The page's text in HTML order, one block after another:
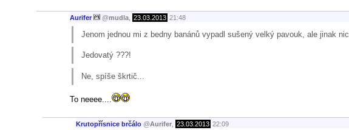
Aurifer @mudla 23.03.2013 21:48
Jenom jednou mi z bedny banánů vypadl sušený velký pavouk, ale jinak nic.
Jedovatý ???!
Ne, spíše škrtič...
To neeee....
Krutopřísnice brčálo @Aurifer 23.03.2013 22:09